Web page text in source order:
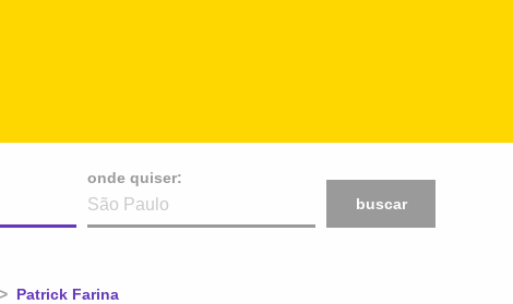
onde quiser:
buscar
Atual:
Patrick Farina